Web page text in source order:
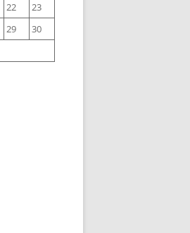
22
23
29
30